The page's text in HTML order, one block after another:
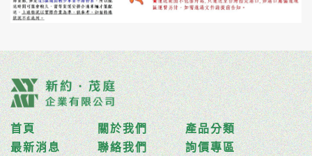
首頁 關於我們
產品分類
最新消息
聯絡我們 詢價專區